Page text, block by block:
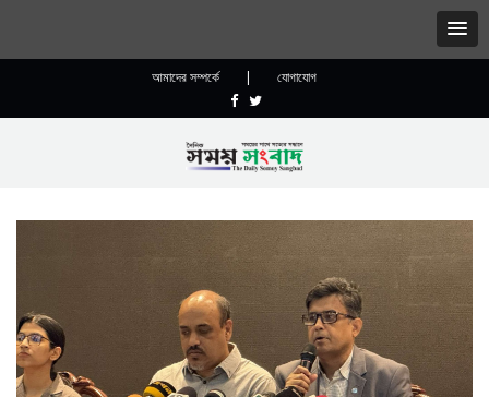
আমাদের সম্পর্কে | যোগাযোগ